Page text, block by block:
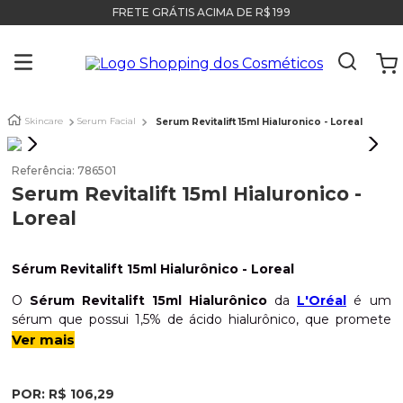
FRETE GRÁTIS ACIMA DE R$ 199
Skincare Serum Facial Serum Revitalift 15ml Hialuronico - Loreal
Referência: 786501
Serum Revitalift 15ml Hialuronico -
Loreal
Sérum Revitalift 15ml Hialurônico - Loreal
O Sérum Revitalift 15ml Hialurônico da L'Oréal é um
sérum que possui 1,5% de ácido hialurônico, que promete
reduzir em 40% as linhas de expressão nas primeiras 4
substância naturalmente presente na pele que ajuda a
Ver mais
POR: R$ 106,29